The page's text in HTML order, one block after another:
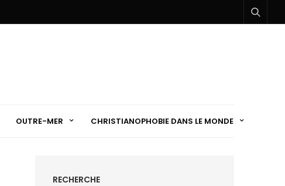
OUTRE-MER CHRISTIANOPHOBIE DANS LE MONDE
RECHERCHE